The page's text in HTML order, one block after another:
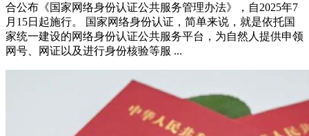
合公布《国家网络身份认证公共服务管理办法》，自2025年7
月15日起施行。 国家网络身份认证，简单来说，就是依托国
家统一建设的网络身份认证公共服务平台，为自然人提供申领
网号、网证以及进行身份核验等服 ...